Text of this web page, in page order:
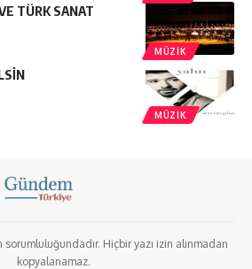
MÜZIK
TÜRK SANAT
MÜZIK
sorumluluğundadır. Hiçbir yazı izin alınmadan
kopyalanamaz.